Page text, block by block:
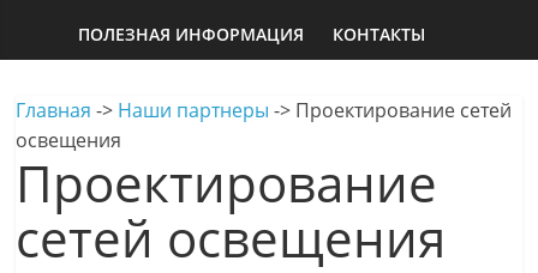
ПОЛЕЗНАЯ ИНФОРМАЦИЯ КОНТАКТЫ
Главная -> Наши партнеры -> Проектирование сетей
освещения
Проектирование
сетей освещения